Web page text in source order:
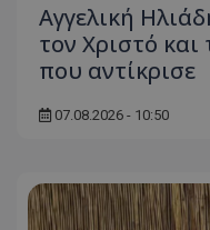
Αγγελική
τον Χριστό
που αντίκρισε
07.08.2026 - 10:50